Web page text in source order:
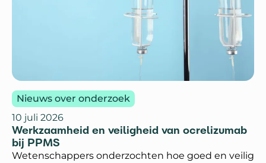
Nieuws over onderzoek
10 juli 2026
Werkzaamheid en veiligheid van ocrelizumab
bij PPMS
Wetenschappers onderzochten hoe goed en veilig